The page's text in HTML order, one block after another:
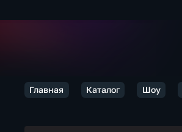
Главная Каталог Шоу